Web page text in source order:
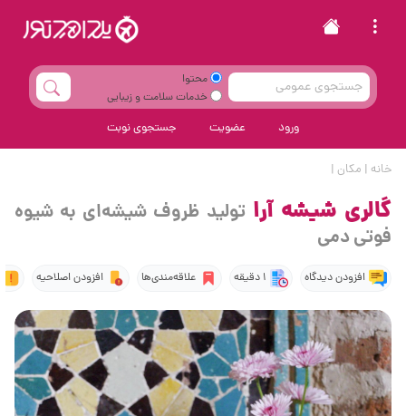
محتوا
خدمات سلامت و زیبایی
ورود عضویت جستجوی نوبت
خانه | مکان |
گالری شیشه آرا تولید ظروف شیشه‌ای به شیوه
فوتی دمی
افزودن دیدگاه 1 دقیقه علاقه‌مندی‌ها افزودن اصلاحیه